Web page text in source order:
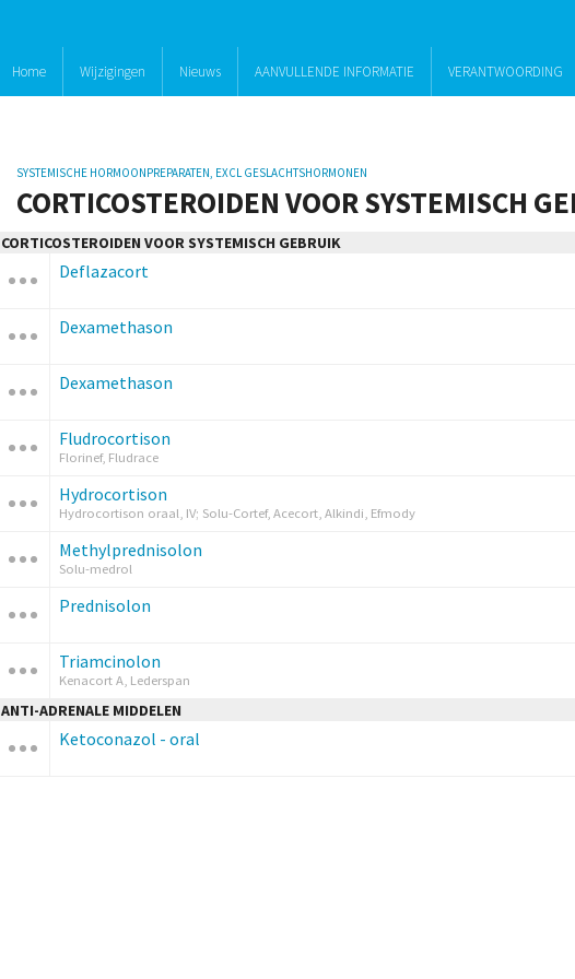
Home Wijzigingen Nieuws AANVULLENDE INFORMATIE VERANTWOORDING
SYSTEMISCHE HORMOONPREPARATEN, EXCL GESLACHTSHORMONEN
CORTICOSTEROIDEN VOOR SYSTEMISCH
CORTICOSTEROIDEN VOOR SYSTEMISCH GEBRUIK
Deflazacort
Dexamethason
Dexamethason
Fludrocortison
Florinef, Fludrace
Hydrocortison
Hydrocortison oraal, IV; Solu-Cortef, Acecort, Alkindi, Efmody
Methylprednisolon
Solu-medrol
Prednisolon
Triamcinolon
Kenacort A, Lederspan
ANTI-ADRENALE MIDDELEN
Ketoconazol - oral